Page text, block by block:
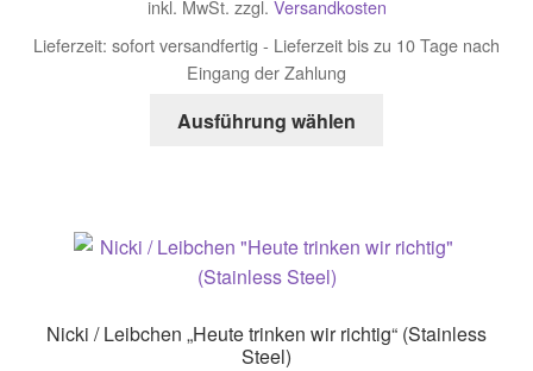
Produktseite
inkl. MwSt. zzgl. Versandkosten
Lieferzeit: sofort versandfertig - Lieferzeit bis zu 10 Tage nach
Eingang der Zahlung
Ausführung wählen
auf.
können
Nicki / Leibchen „Heute trinken wir richtig“ (Stainless
Steel)